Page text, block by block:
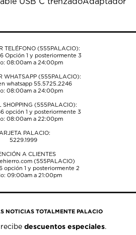
TELÉFONO (555PALACIO):
Opción 1 y posteriormente 3
08:00am a 24:00pm
WHATSAPP (555PALACIO):
whatsapp 55.5725.2246
08:00am a 24:00pm
SHOPPING (555PALACIO):
opción 1 y posteriormente 3
08:00am a 22:00pm
PALACIO:
5229.1999
A CLIENTES
(555PALACIO)
opción 1 y posteriormente 2
09:00am a 21:00pm
NOTICIAS TOTALMENTE PALACIO
recibedescuentos especiales.